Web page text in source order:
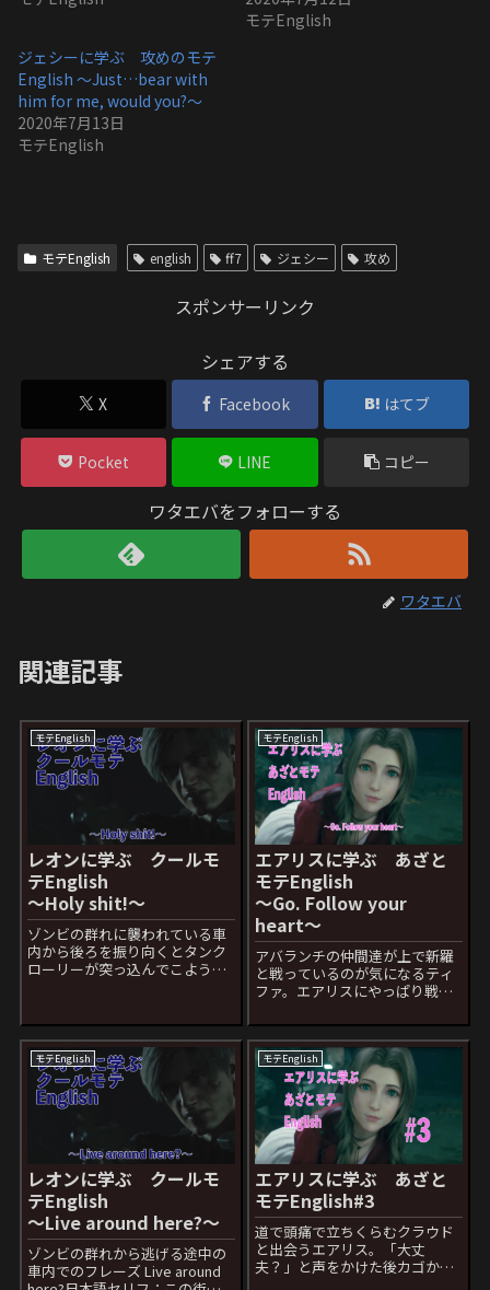
モテEnglish
ジェシーに学ぶ 攻めのモテ
English 〜Just…bear with
him for me, would you?〜
2020年7月13日
モテEnglish
モテEnglish english ff7 ジェシー 攻め
スポンサーリンク
シェアする
X Facebook はてブ
Pocket LINE コピー
ワタエバをフォローする
ワタエバ
関連記事
モテEnglish
レオンに学ぶ クールモ
テEnglish
〜Holy shit!〜
ゾンビの群れに襲われている車
内から後ろを振り向くとタンク
ローリーが突っ込んでこようと
フ：マジか！ Holy=聖なるShit=
ウンコ単語の訳を見ると「聖な
るウンコ」となります...
モテEnglish
エアリスに学ぶ あざと
モテEnglish
〜Go. Follow your
heart〜
アバランチの仲間達が上で新羅
と戦っているのが気になるティ
ファ。エアリスにやっぱり戦い
フレーズ Go. Follow your heart
日本語セリフ：うん、心に従っ
て とくに難しい表現はないです
ね。そのまま”心に...
モテEnglish
レオンに学ぶ クールモ
テEnglish
〜Live around here?〜
ゾンビの群れから逃げる途中の
車内でのフレーズ Live around
モテEnglish
エアリスに学ぶ あざと
モテEnglish#3
道で頭痛で立ちくらむクラウド
と出会うエアリス。「大丈
夫？」と声をかけた後カゴから